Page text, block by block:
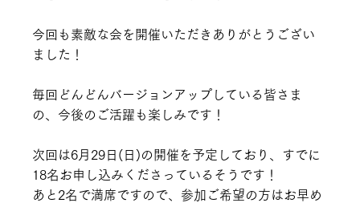
今回も素敵な会を開催いただきありがとうござい
ました！
毎回どんどんバージョンアップしている皆さま
の、今後のご活躍も楽しみです！
次回は6月29日(日)の開催を予定しており、すでに
18名お申し込みくださっているそうです！
あと2名で満席ですので、参加ご希望の方はお早め